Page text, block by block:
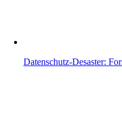
Datenschutz-Desaster: